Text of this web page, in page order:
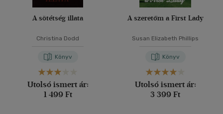
A sötétség illata
Christina Dodd
Könyv
Utolsó ismert ár:
1 499 Ft
A szeretőm a First Lady
Susan Elizabeth Phillips
Könyv
Utolsó ismert ár:
3 399 Ft